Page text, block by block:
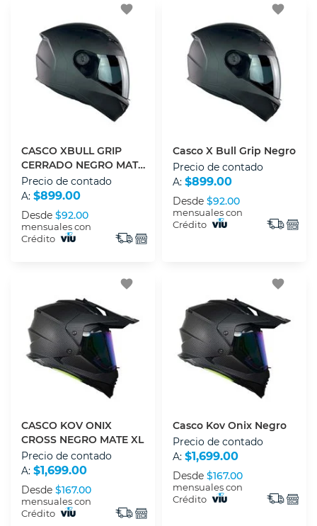
favorite
CASCO XBULL GRIP
CERRADO NEGRO MATE
XL
Precio de contado
A: $899.00
Desde $92.00
mensuales con
Crédito
favorite
Casco X Bull Grip Negro
Precio de contado
A: $899.00
Desde $92.00
mensuales con
Crédito
favorite
CASCO KOV ONIX
CROSS NEGRO MATE XL
Precio de contado
A: $1,699.00
Desde $167.00
mensuales con
Crédito
favorite
Casco Kov Onix Negro
Precio de contado
A: $1,699.00
Desde $167.00
mensuales con
Crédito